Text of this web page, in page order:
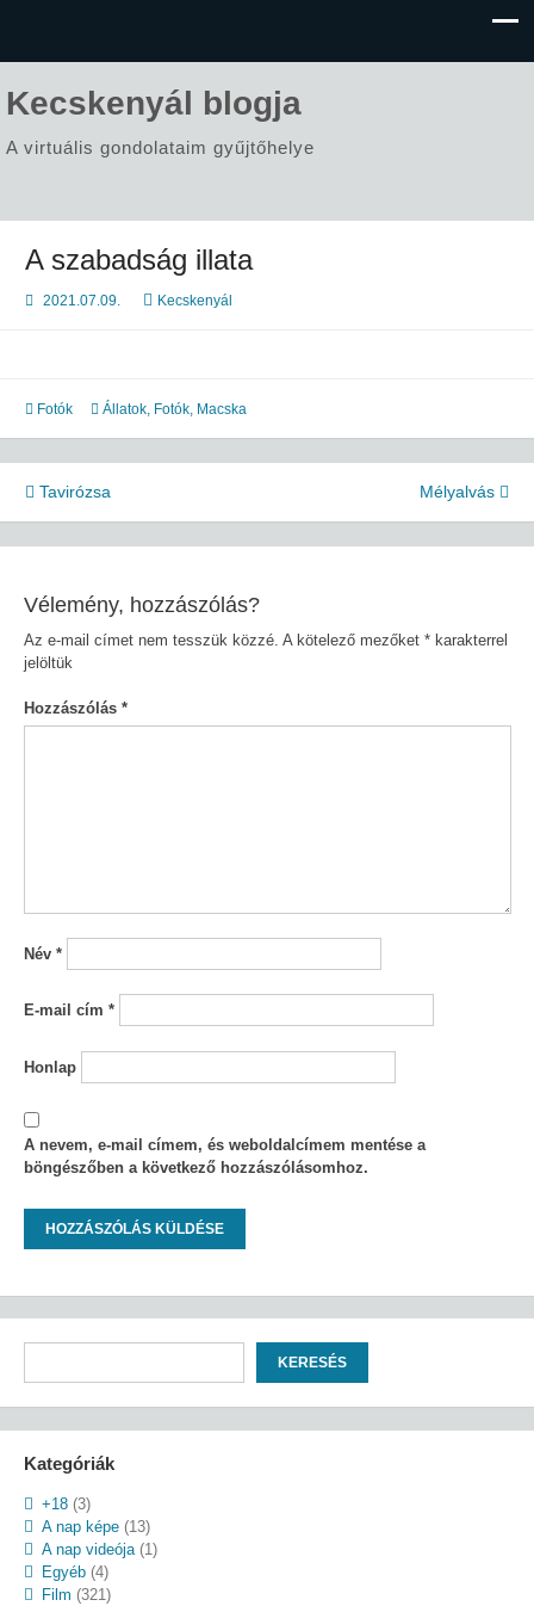
Kecskenyál blogja
A virtuális gondolataim gyűjtőhelye
A szabadság illata
2021.07.09. Kecskenyál
Fotók Állatok, Fotók, Macska
Bejegyzés
navigáció
Tavirózsa Mélyalvás
Vélemény, hozzászólás?
Az e-mail címet nem tesszük közzé. A kötelező mezőket *karakterrel
jelöltük
Hozzászólás *
Név *
E-mail cím *
Honlap
A nevem, e-mail címem, és weboldalcímem mentése a
böngészőben a következő hozzászólásomhoz.
KERESÉS
Kategóriák
+18(3)
A nap képe(13)
A nap videója(1)
Egyéb(4)
Film (321)